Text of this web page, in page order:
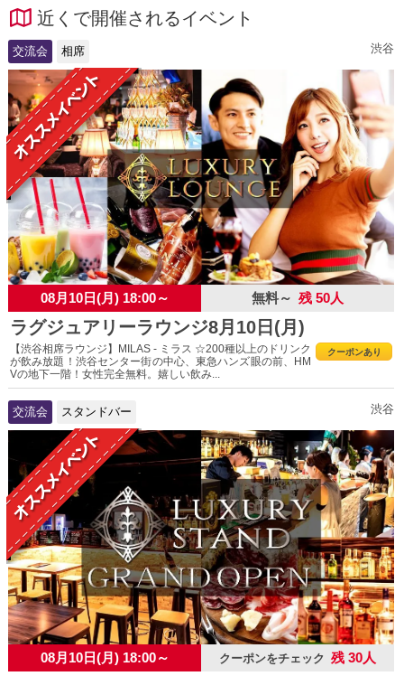
近くで開催されるイベント
交流会 相席 渋谷
08月10日(月) 18:00～ 無料～ 残 50人
ラグジュアリーラウンジ8月10日(月)
クーポンあり
【渋谷相席ラウンジ】MILAS - ミラス ☆200種以上のドリンク
が飲み放題！渋谷センター街の中心、東急ハンズ眼の前、HM
Vの地下一階！女性完全無料。嬉しい飲み...
交流会 スタンドバー 渋谷
08月10日(月) 18:00～ クーポンをチェック 残 30人